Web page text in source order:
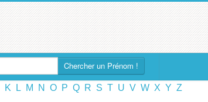
Chercher un Prénom !
K L M N O P Q R S T U V W X Y Z